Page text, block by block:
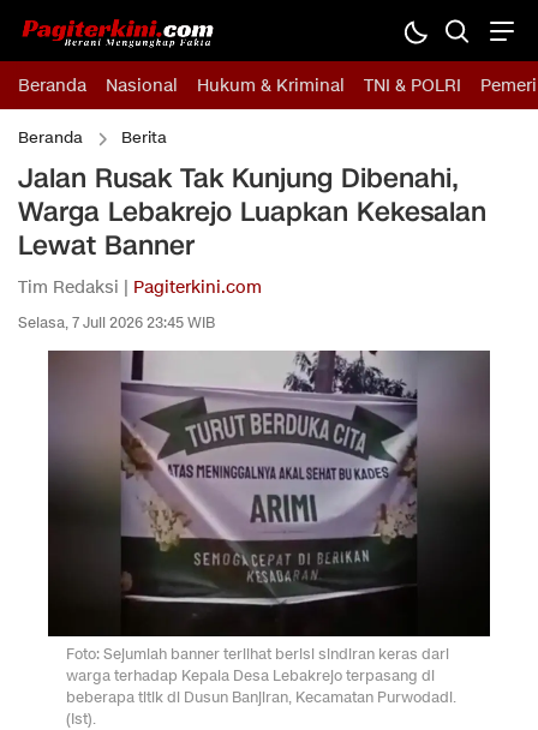
Beranda Nasional Hukum & Kriminal TNI & POLRI
Beranda Berita
Jalan Rusak Tak Kunjung Dibenahi,
Warga Lebakrejo Luapkan Kekesalan
Lewat Banner
Tim Redaksi | Pagiterkini.com
Selasa, 7 Juli 2026 23:45 WIB
Foto: Sejumlah banner terlihat berisi sindiran keras dari
warga terhadap Kepala Desa Lebakrejo terpasang di
beberapa titik di Dusun Banjiran, Kecamatan Purwodadi.
(Ist).